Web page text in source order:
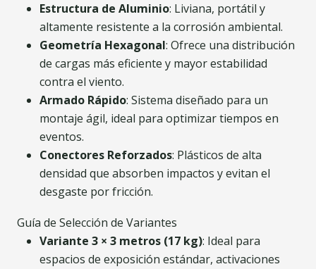
Estructura de Aluminio: Liviana, portátil y
altamente resistente a la corrosión ambiental.
Geometría Hexagonal: Ofrece una distribución
de cargas más eficiente y mayor estabilidad
contra el viento.
Armado Rápido: Sistema diseñado para un
montaje ágil, ideal para optimizar tiempos en
eventos.
Conectores Reforzados: Plásticos de alta
densidad que absorben impactos y evitan el
desgaste por fricción.
Guía de Selección de Variantes
Variante 3 × 3 metros (17 kg): Ideal para
espacios de exposición estándar, activaciones